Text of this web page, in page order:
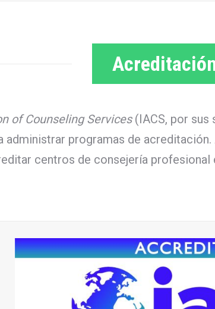
of Counseling Services(IACS, por sus
administrar programas de
centros de consejería profesional